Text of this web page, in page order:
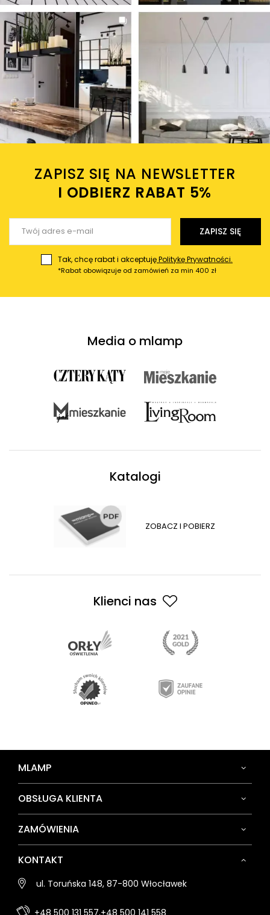
ZAPISZ SIĘ NA NEWSLETTER
I ODBIERZ RABAT 5%ㅤ
ZAPISZ SIĘ
Tak, chcę rabat i akceptujęPolitykę Prywatności.
*Rabat obowiązuje od zamówień za min 400 zł
Media o mlamp
Katalogi
ZOBACZ I POBIERZ
Klienci nas
MLAMP
OBSŁUGA KLIENTA
ZAMÓWIENIA
KONTAKT
ul. Toruńska 148, 87-800 Włocławek
+48 500 131 557,+48 500 141 558